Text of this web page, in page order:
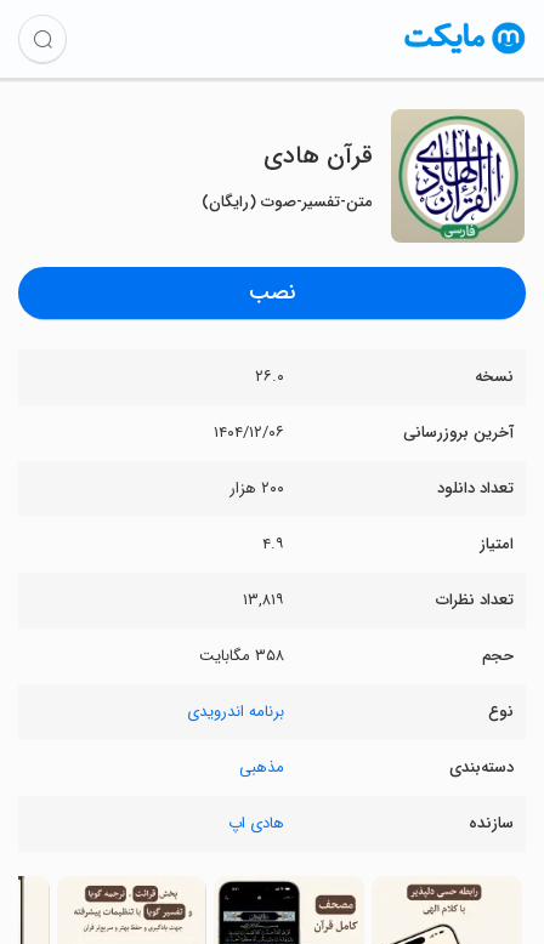
‏‏‏‏‏‏‏‏‏‏‏‏‏‏‏‏‏‏‏‏‏‏قرآن هادی
متن-تفسیر-صوت (رایگان)
نصب
نسخه ۲۶.۰
آخرین بروزرسانی ۱۴۰۴/۱۲/۰۶
تعداد دانلود ۲۰۰ هزار
امتیاز ۴.۹
تعداد نظرات ۱۳,۸۱۹
حجم ۳۵۸ مگابایت
نوع برنامه اندرویدی
دسته‌بندی مذهبی
سازنده هادی اپ